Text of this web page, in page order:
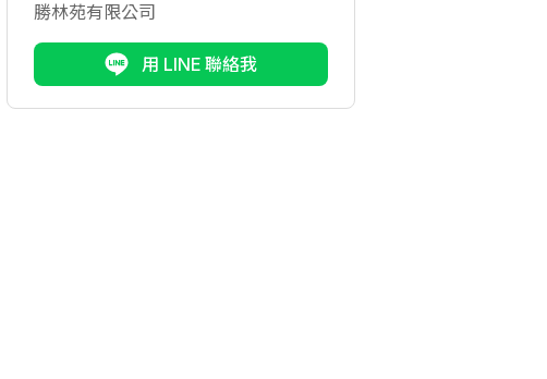
勝林苑有限公司
用 LINE 聯絡我